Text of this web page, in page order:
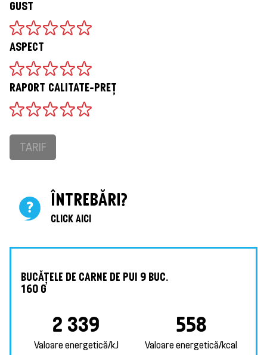
GUST
ASPECT
RAPORT CALITATE-PREȚ
TARIF
ÎNTREBĂRI?
CLICK AICI
BUCĂȚELE DE CARNE DE PUI 9 BUC.
160 G
2 339
Valoare energetică/kJ
558
Valoare energetică/kcal